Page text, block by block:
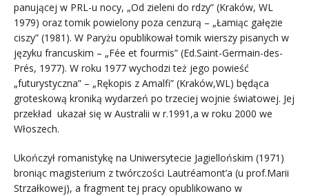
panującej w PRL-u nocy, „Od zieleni do rdzy” (Kraków, WL
1979) oraz tomik powielony poza cenzurą – „Łamiąc gałęzie
ciszy” (1981). W Paryżu opublikował tomik wierszy pisanych w
języku francuskim – „Fée et fourmis” (Ed.Saint-Germain-des-
Prés, 1977). W roku 1977 wychodzi też jego powieść
„futurystyczna” – „Rękopis z Amalfi” (Kraków,WL) będąca
groteskową kroniką wydarzeń po trzeciej wojnie światowej. Jej
przekład ukazał się w Australii w r.1991,a w roku 2000 we
Włoszech.
Ukończył romanistykę na Uniwersytecie Jagiellońskim (1971)
broniąc magisterium z twórczości Lautréamont’a (u prof.Marii
Strzałkowej), a fragment tej pracy opublikowano w